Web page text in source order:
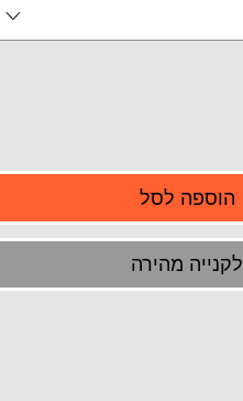
הוספה לסל
לקנייה מהירה